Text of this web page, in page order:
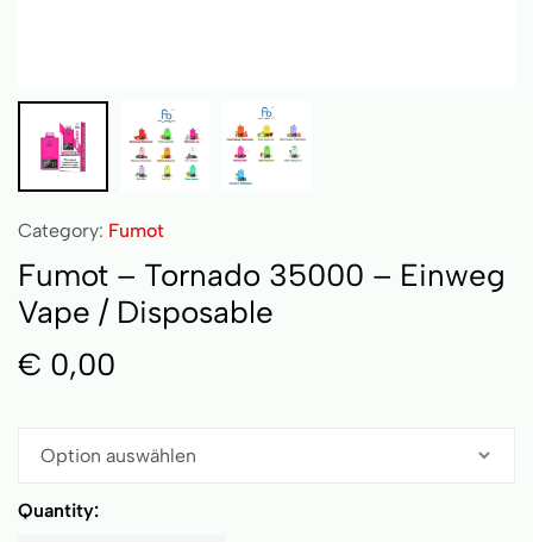
Category: Fumot
Fumot – Tornado 35000 – Einweg
Vape / Disposable
€ 0,00
Quantity: